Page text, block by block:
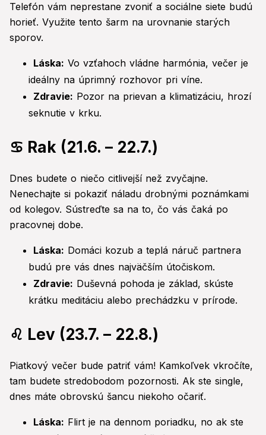
Telefón vám neprestane zvoniť a sociálne siete budú
horieť. Využite tento šarm na urovnanie starých
sporov.
Láska: Vo vzťahoch vládne harmónia, večer je
ideálny na úprimný rozhovor pri víne.
Zdravie: Pozor na prievan a klimatizáciu, hrozí
seknutie v krku.
♋ Rak (21.6. – 22.7.)
Dnes budete o niečo citlivejší než zvyčajne.
Nenechajte si pokaziť náladu drobnými poznámkami
od kolegov. Sústreďte sa na to, čo vás čaká po
pracovnej dobe.
Láska: Domáci kozub a teplá náruč partnera
budú pre vás dnes najväčším útočiskom.
Zdravie: Duševná pohoda je základ, skúste
krátku meditáciu alebo prechádzku v prírode.
♌ Lev (23.7. – 22.8.)
Piatkový večer bude patriť vám! Kamkoľvek vkročíte,
tam budete stredobodom pozornosti. Ak ste single,
dnes máte obrovskú šancu niekoho očariť.
Láska: Flirt je na dennom poriadku, no ak ste